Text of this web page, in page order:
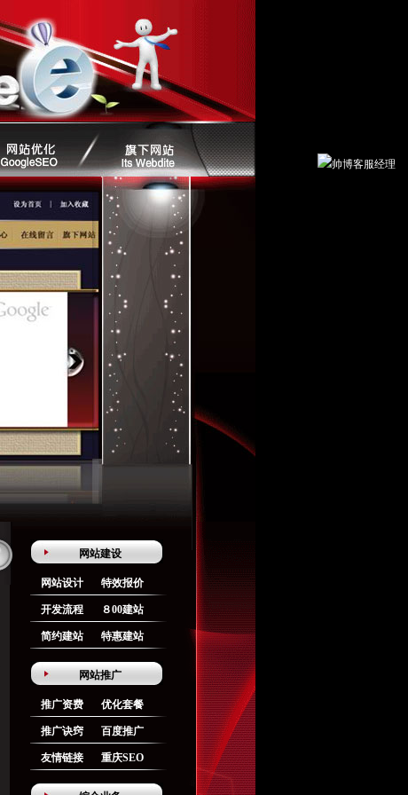
网站建设
网站设计 特效报价
开发流程 ８00建站
简约建站 特惠建站
网站推广
推广资费 优化套餐
推广诀窍 百度推广
友情链接 重庆SEO